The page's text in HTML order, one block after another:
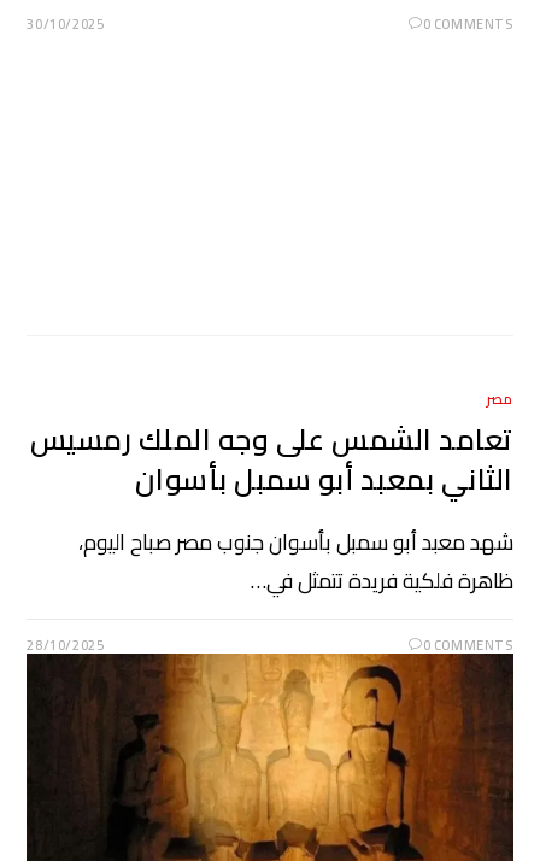
0 COMMENTS
30/10/2025
مصر
تعامد الشمس على وجه الملك رمسيس
الثاني بمعبد أبو سمبل بأسوان
شهد معبد أبو سمبل بأسوان جنوب مصر صباح اليوم،
ظاهرة فلكية فريدة تتمثل في…
0 COMMENTS
28/10/2025